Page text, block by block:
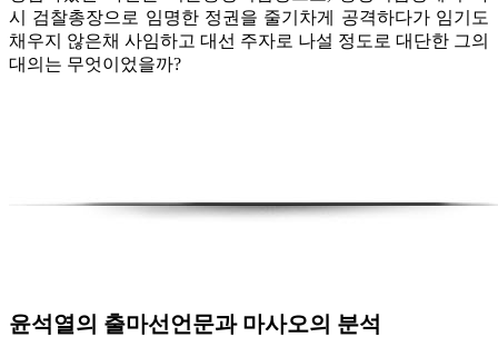
시 검찰총장으로 임명한 정권을 줄기차게 공격하다가 임기도
채우지 않은채 사임하고 대선 주자로 나설 정도로 대단한 그의
대의는 무엇이었을까?
윤석열의 출마선언문과 마사오의 분석